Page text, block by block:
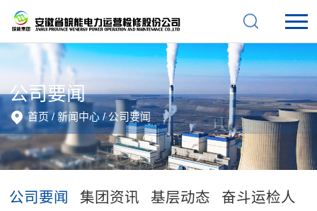
公司要闻
首页 / 新闻中心 / 公司要闻
公司要闻 集团资讯 基层动态 奋斗运检人